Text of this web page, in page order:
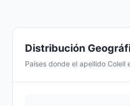
Distribución
Países donde el apellido Colell